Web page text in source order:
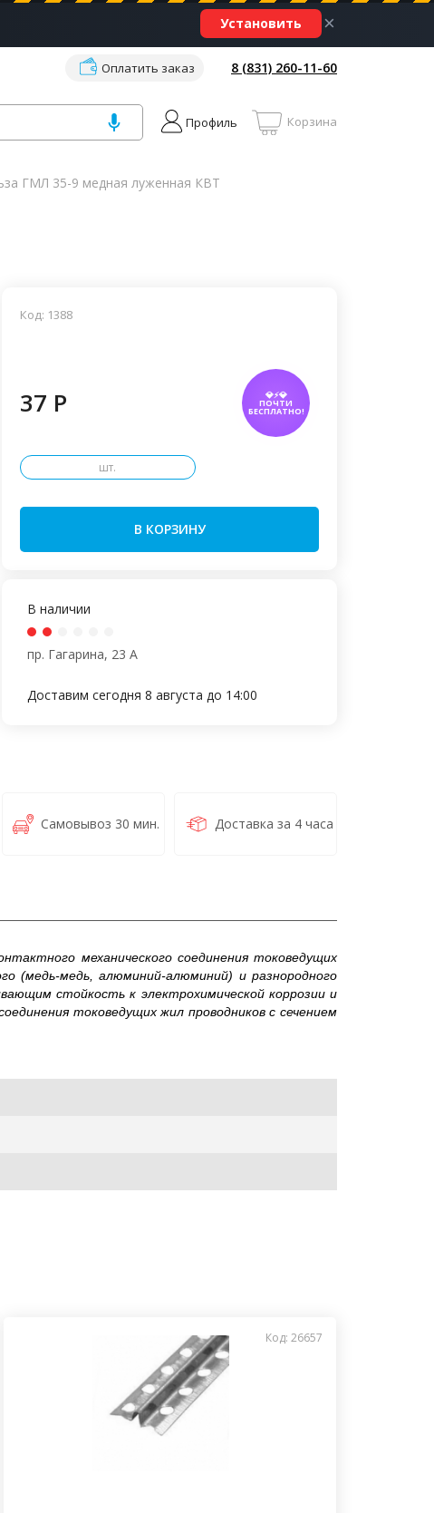
Установить ×
Оплатить заказ 8 (831) 260-11-60
Профиль Корзина
ГМЛ 35-9 медная луженная КВТ
Код: 1388
37 P 💎⚡💎
ПОЧТИ
БЕСПЛАТНО!
шт.
В КОРЗИНУ
В наличии
пр. Гагарина, 23 А
Доставим сегодня 8 августа до 14:00
Самовывоз 30 мин. Доставка за 4 часа
механического соединения токоведущих
(медь-медь, алюминий-алюминий) и разнородного
стойкость к электрохимической коррозии и
токоведущих жил проводников с сечением
Код: 26657